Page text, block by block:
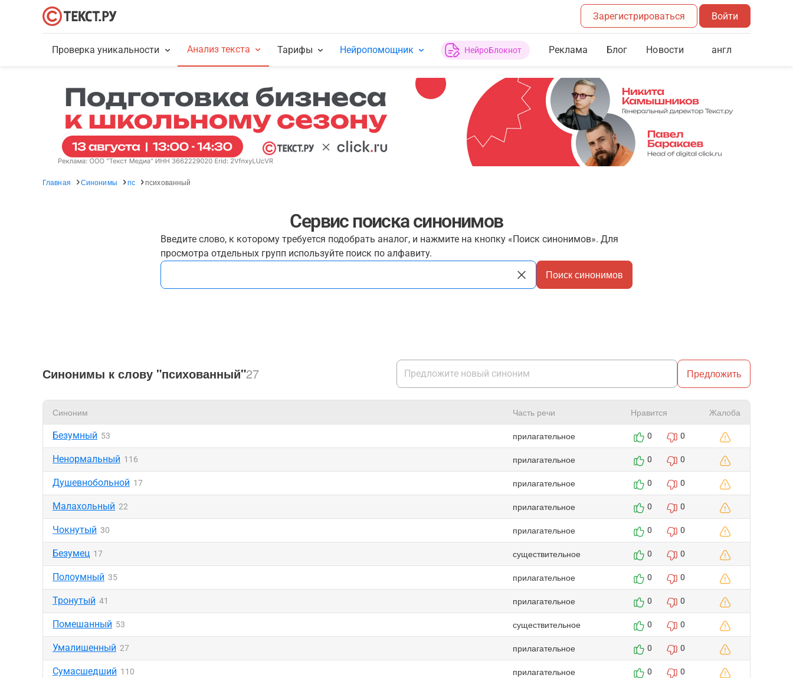
Зарегистрироваться Войти
Проверка уникальности Анализ текста Тарифы Нейропомощник НейроБлокнот Реклама Блог Новости англ
Главная Синонимы пс психованный
Сервис поиска синонимов
Введите слово, к которому требуется подобрать аналог, и нажмите на кнопку «Поиск синонимов». Для
просмотра отдельных групп используйте поиск по алфавиту.
Поиск синонимов
Синонимы к слову "психованный"27 Предложить
Синоним Часть речи Нравится Жалоба
Безумный 53 прилагательное 0 0
Ненормальный 116 прилагательное 0 0
Душевнобольной 17 прилагательное 0 0
Малахольный 22 прилагательное 0 0
Чокнутый 30 прилагательное 0 0
Безумец 17 существительное 0 0
Полоумный 35 прилагательное 0 0
Тронутый 41 прилагательное 0 0
Помешанный 53 существительное 0 0
Умалишенный 27 прилагательное 0 0
Сумасшедший 110 прилагательное 0 0